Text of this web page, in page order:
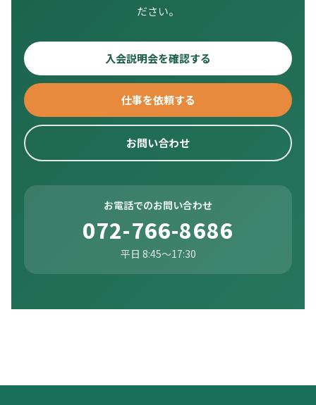
ださい。
入会説明会を確認する
仕事を依頼する
お問い合わせ
お電話でのお問い合わせ
072-766-8686
平日 8:45〜17:30